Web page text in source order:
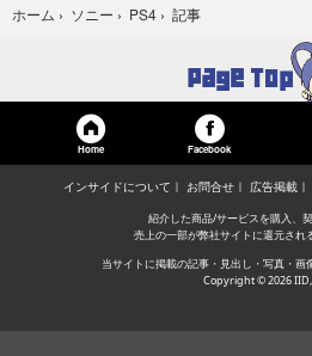
ホーム › ソニー › PS4 › 記事
Home Facebook
インサイドについて お問合せ 広告掲載
紹介した商品/サービスを購入、契
売上の一部が弊社サイトに還元され
当サイトに掲載の記事・見出し・写真・画
Copyright © 2026